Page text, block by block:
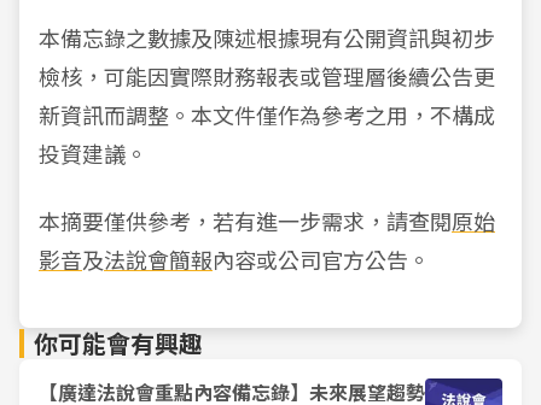
本備忘錄之數據及陳述根據現有公開資訊與初步
檢核，可能因實際財務報表或管理層後續公告更
新資訊而調整。本文件僅作為參考之用，不構成
投資建議。
本摘要僅供參考，若有進一步需求，請查閱原始
影音及法說會簡報內容或公司官方公告。
你可能會有興趣
【廣達法說會重點內容備忘錄】未來展望趨勢